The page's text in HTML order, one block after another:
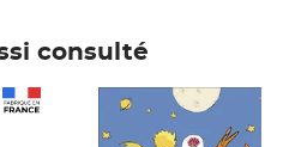
consulté
Prix 6,25€ HT